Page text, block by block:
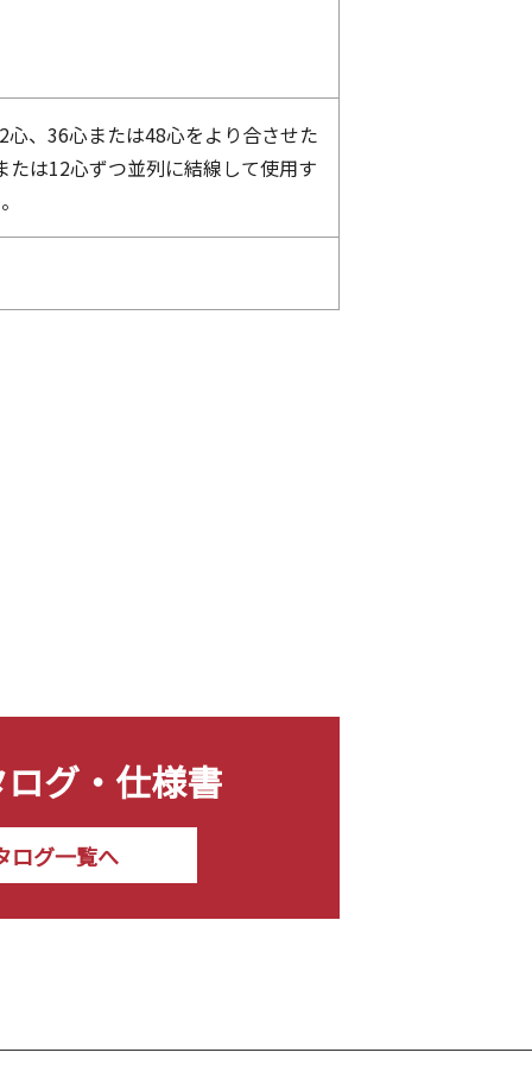
、36心または48心をより合させた
は12心ずつ並列に結線して使用す
グ・仕様書
ログ一覧へ